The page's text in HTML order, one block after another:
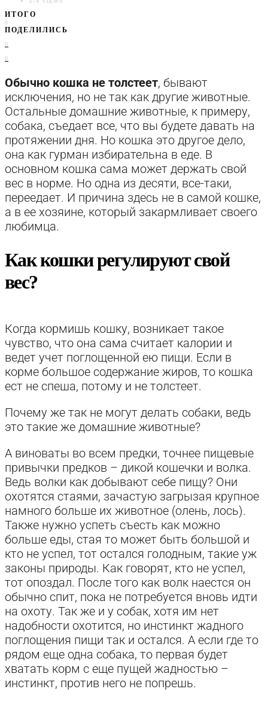
ИТОГО
0
ПОДЕЛИЛИСЬ
0
0
Обычно кошка не толстеет, бывают
исключения, но не так как другие животные.
Остальные домашние животные, к примеру,
собака, съедает все, что вы будете давать на
протяжении дня. Но кошка это другое дело,
она как гурман избирательна в еде. В
основном кошка сама может держать свой
вес в норме. Но одна из десяти, все-таки,
переедает. И причина здесь не в самой кошке,
а в ее хозяине, который закармливает своего
любимца.
Как кошки регулируют свой
вес?
Когда кормишь кошку, возникает такое
чувство, что она сама считает калории и
ведет учет поглощенной ею пищи. Если в
корме большое содержание жиров, то кошка
ест не спеша, потому и не толстеет.
Почему же так не могут делать собаки, ведь
это такие же домашние животные?
А виноваты во всем предки, точнее пищевые
привычки предков – дикой кошечки и волка.
Ведь волки как добывают себе пищу? Они
охотятся стаями, зачастую загрызая крупное
намного больше их животное (олень, лось).
Также нужно успеть съесть как можно
больше еды, стая то может быть большой и
кто не успел, тот остался голодным, такие уж
законы природы. Как говорят, кто не успел,
тот опоздал. После того как волк наестся он
обычно спит, пока не потребуется вновь идти
на охоту. Так же и у собак, хотя им нет
надобности охотится, но инстинкт жадного
поглощения пищи так и остался. А если где то
рядом еще одна собака, то первая будет
хватать корм с еще пущей жадностью –
инстинкт, против него не попрешь.